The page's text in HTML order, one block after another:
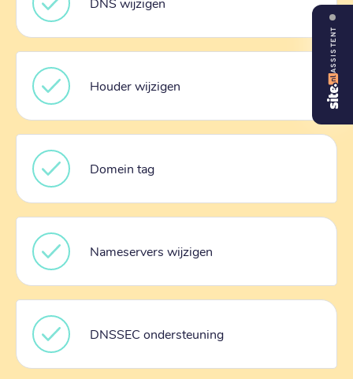
Houder wijzigen
Domein tag
Nameservers wijzigen
DNSSEC ondersteuning
ASSISTENT